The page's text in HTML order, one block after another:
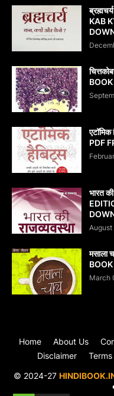
KAB
PDF
भारत
August
मसाला
March
© 2024-27
Home About Us
Disclaimer